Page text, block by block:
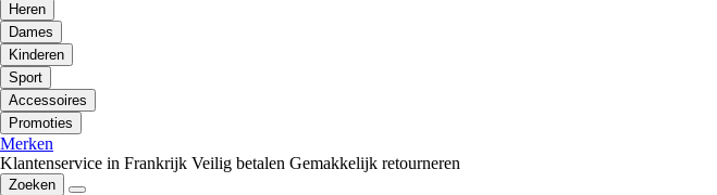
Heren
Dames
Kinderen
Sport
Accessoires
Promoties
Merken
Klantenservice in Frankrijk Veilig betalen Gemakkelijk retourneren
Zoeken